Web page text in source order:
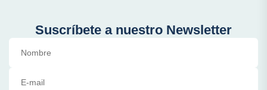
Suscríbete a nuestro Newsletter